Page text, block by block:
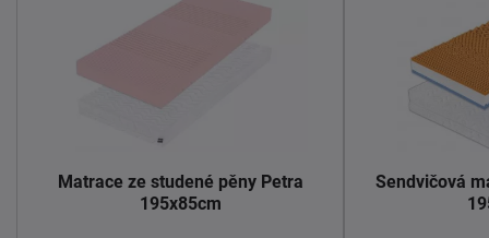
Matrace ze studené pěny Petra
195x85cm
Sendvičová